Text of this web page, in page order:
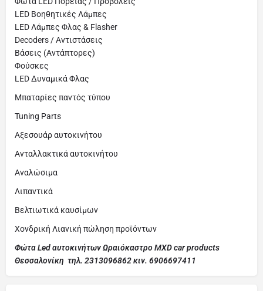
LED Βοηθητικές Λάμπες
LED Λάμπες Φλας & Flasher
Decoders / Αντιστάσεις
Βάσεις (Αντάπτορες)
Φούσκες
LED Δυναμικά Φλας
Μπαταρίες παντός τύπου
Tuning Parts
Αξεσουάρ αυτοκινήτου
Ανταλλακτικά αυτοκινήτου
Αναλώσιμα
Λιπαντικά
Βελτιωτικά καυσίμων
Χονδρική Λιανική πώληση προϊόντων
Φώτα Led αυτοκινήτων Ωραιόκαστρο MXD car products
Θεσσαλονίκη τηλ. 2313096862 κιν. 6906697411